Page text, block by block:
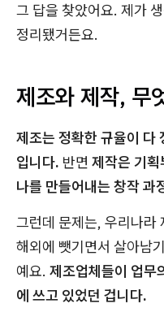
그 답을 찾았어요. 제가
정리됐거든요.
제조와 제작, 무
제조는 정확한 규율이 다
입니다. 반면 제작은 기
나를 만들어내는 창작 과
그런데 문제는, 우리나라
해외에 뺏기면서 살아남
예요. 제조업체들이 업무
에 쓰고 있었던 겁니다.